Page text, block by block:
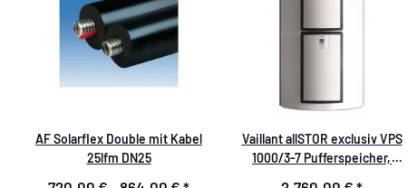
AF Solarflex Double mit Kabel
25lfm DN25
Vaillant allSTOR exclusiv VPS
1000/3-7 Pufferspeicher,